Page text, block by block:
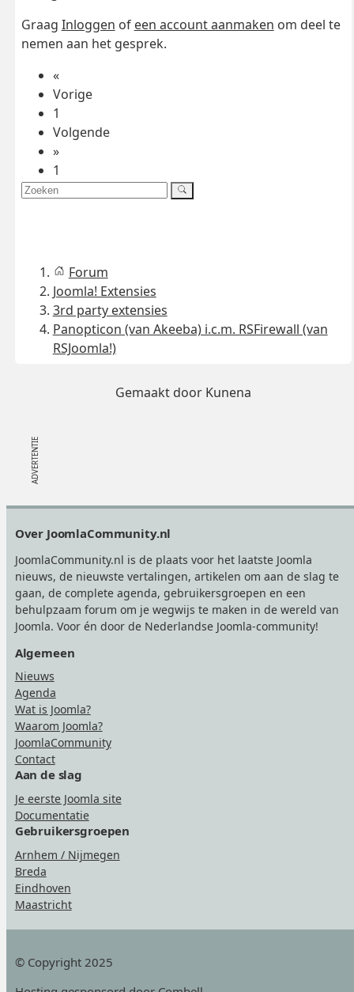
Graag Inloggen of een account aanmaken om deel te
nemen aan het gesprek.
«
Vorige
1
Volgende
»
1
Forum
Joomla! Extensies
3rd party extensies
Panopticon (van Akeeba) i.c.m. RSFirewall (van
RSJoomla!)
Gemaakt door Kunena
Over JoomlaCommunity.nl
JoomlaCommunity.nl is de plaats voor het laatste Joomla
nieuws, de nieuwste vertalingen, artikelen om aan de slag te
gaan, de complete agenda, gebruikersgroepen en een
behulpzaam forum om je wegwijs te maken in de wereld van
Joomla. Voor én door de Nederlandse Joomla-community!
Algemeen
Nieuws
Agenda
Wat is Joomla?
Waarom Joomla?
JoomlaCommunity
Contact
Aan de slag
Je eerste Joomla site
Documentatie
Gebruikersgroepen
Arnhem / Nijmegen
Breda
Eindhoven
Maastricht
© Copyright 2025